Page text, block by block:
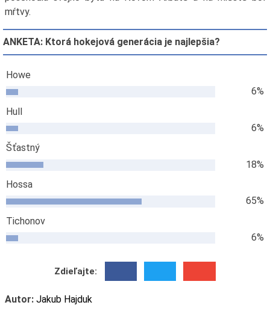
mŕtvy.
ANKETA: Ktorá hokejová generácia je najlepšia?
Howe
6%
Hull
6%
Šťastný
18%
Hossa
65%
Tichonov
6%
Zdieľajte:
Autor: Jakub Hajduk